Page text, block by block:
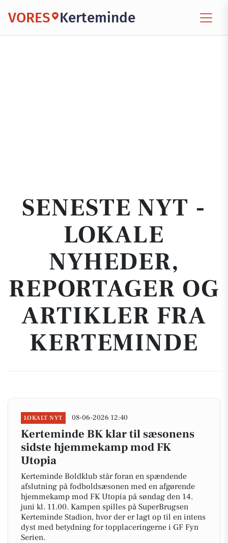
VORES Kerteminde
SENESTE NYT -
LOKALE
NYHEDER,
REPORTAGER OG
ARTIKLER FRA
KERTEMINDE
LOKALT NYT 08-06-2026 12:40
Kerteminde BK klar til sæsonens
sidste hjemmekamp mod FK
Utopia
Kerteminde Boldklub står foran en spændende
afslutning på fodboldsæsonen med en afgørende
hjemmekamp mod FK Utopia på søndag den 14.
juni kl. 11.00. Kampen spilles på SuperBrugsen
Kerteminde Stadion, hvor der er lagt op til en intens
dyst med betydning for topplaceringerne i GF Fyn
Serien.